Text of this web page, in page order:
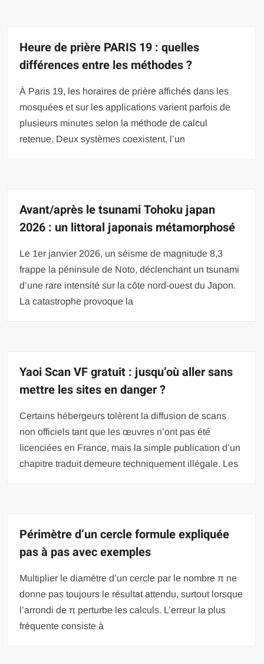
Heure de prière PARIS 19 : quelles
différences entre les méthodes ?
À Paris 19, les horaires de prière affichés dans les
mosquées et sur les applications varient parfois de
plusieurs minutes selon la méthode de calcul
retenue. Deux systèmes coexistent, l’un
Avant/après le tsunami Tohoku japan
2026 : un littoral japonais métamorphosé
Le 1er janvier 2026, un séisme de magnitude 8,3
frappe la péninsule de Noto, déclenchant un tsunami
d’une rare intensité sur la côte nord-ouest du Japon.
La catastrophe provoque la
Yaoi Scan VF gratuit : jusqu’où aller sans
mettre les sites en danger ?
Certains hébergeurs tolèrent la diffusion de scans
non officiels tant que les œuvres n’ont pas été
licenciées en France, mais la simple publication d’un
chapitre traduit demeure techniquement illégale. Les
Périmètre d’un cercle formule expliquée
pas à pas avec exemples
Multiplier le diamètre d’un cercle par le nombre π ne
donne pas toujours le résultat attendu, surtout lorsque
l’arrondi de π perturbe les calculs. L’erreur la plus
fréquente consiste à